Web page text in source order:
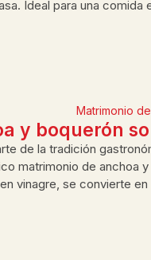
Ideal para una
y boquerón
de la tradición
matrimonio de anchoa
vinagre, se convierte